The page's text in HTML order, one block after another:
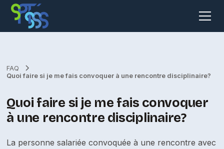
FAQ
Quoi faire si je me fais convoquer à une rencontre disciplinaire?
Quoi faire si je me fais convoquer
à une rencontre disciplinaire?
La personne salariée convoquée à une rencontre avec